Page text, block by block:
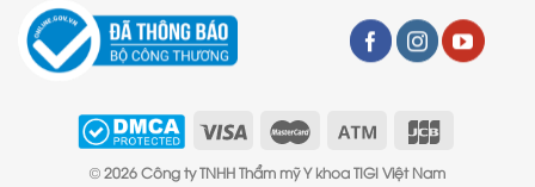
©2026 Công ty TNHH Thẩm mỹ Y khoa TIGI Việt Nam